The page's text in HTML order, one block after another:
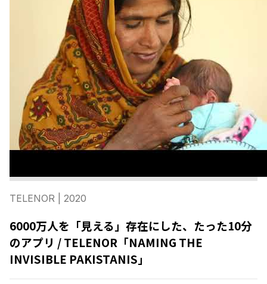
TELENOR | 2020
6000万人を「見える」存在にした、たった10分
のアプリ / TELENOR「NAMING THE
INVISIBLE PAKISTANIS」